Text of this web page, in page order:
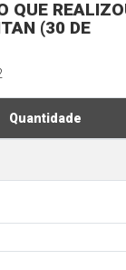
QUE
(30 DE
Quantidade